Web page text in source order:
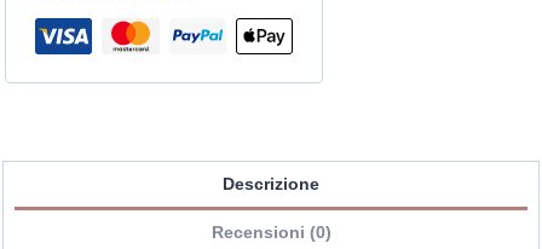
Descrizione
Recensioni (0)